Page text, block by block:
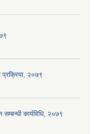
प्रक्रिया, २०७९
सम्बन्धी कार्यविधि, २०७९